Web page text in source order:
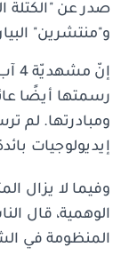
و"منتشرين"
رسمتها أيضًا
ومبادرتها. لم
إيديولوجيات
وفيما لا يزال
الوهمية، قال
المنظومة في